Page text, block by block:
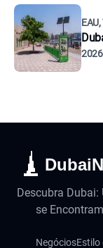
Descubra
se
NegóciosEstilo